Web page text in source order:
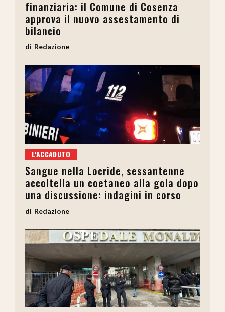
finanziaria: il Comune di Cosenza
approva il nuovo assestamento di
bilancio
Redazione
L'ACCADUTO
Sangue nella Locride, sessantenne
accoltella un coetaneo alla gola dopo
una discussione: indagini in corso
Redazione